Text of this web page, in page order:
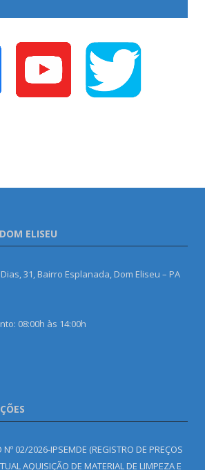
ELISEU
31, Bairro Esplanada, Dom Eliseu – PA
08:00h às 14:00h
Nº 02/2026-IPSEMDE (REGISTRO DE PREÇOS
AQUISIÇÃO DE MATERIAL DE LIMPEZA E